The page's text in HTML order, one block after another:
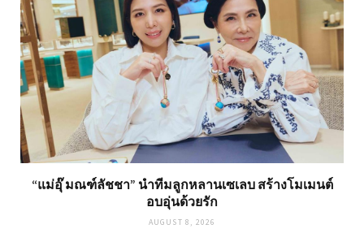
“แม่อุ๊ มณฑ์ลัชชา” นำทีมลูกหลานเซเลบ สร้างโมเมนต์
อบอุ่นด้วยรัก
AUGUST 8, 2026